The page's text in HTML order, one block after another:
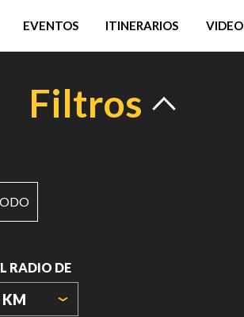
EVENTOS ITINERARIOS VIDEO
Filtros
RADIO DE
KM